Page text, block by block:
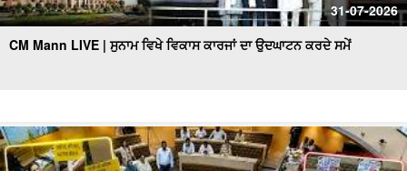
31-07-2026
CM Mann LIVE | ਸੁਨਾਮ ਵਿਖੇ ਵਿਕਾਸ ਕਾਰਜਾਂ ਦਾ ਉਦਘਾਟਨ ਕਰਦੇ ਸਮੇਂ